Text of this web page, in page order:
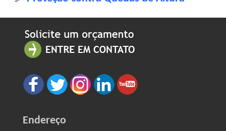
Endereço